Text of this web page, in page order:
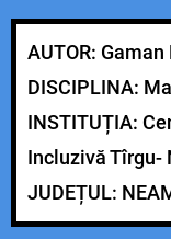
AUTOR:
DISCIPLINA:
INSTITUȚIA:
Incluzivă Tîrgu-
JUDEȚUL: